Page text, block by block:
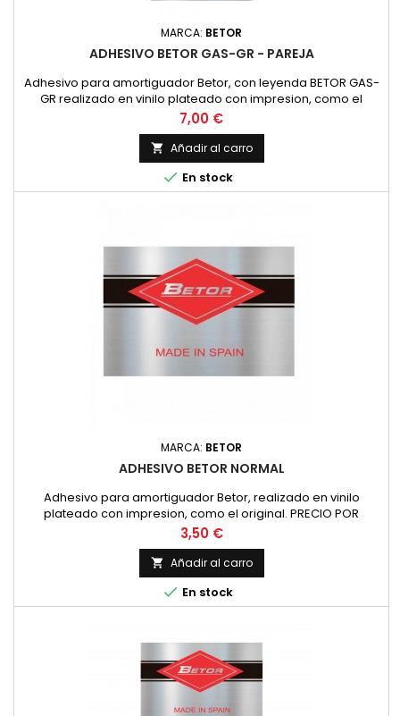
MARCA: BETOR
ADHESIVO BETOR GAS-GR - PAREJA
Adhesivo para amortiguador Betor, con leyenda BETOR GAS-
GR realizado en vinilo plateado con impresion, como el
original. PRECIO POR PAREJA
Precio
7,00 €
 Añadir al carro
 En stock
MARCA: BETOR
ADHESIVO BETOR NORMAL
Adhesivo para amortiguador Betor, realizado en vinilo
plateado con impresion, como el original. PRECIO POR
UNIDAD
Precio
3,50 €
 Añadir al carro
 En stock